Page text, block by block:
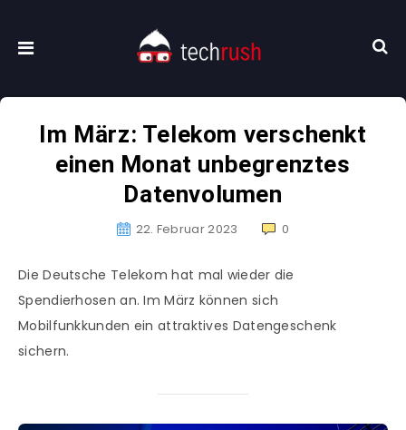
Im März: Telekom verschenkt
einen Monat unbegrenztes
Datenvolumen
22. Februar 2023 0
Die Deutsche Telekom hat mal wieder die
Spendierhosen an. Im März können sich
Mobilfunkkunden ein attraktives Datengeschenk
sichern.